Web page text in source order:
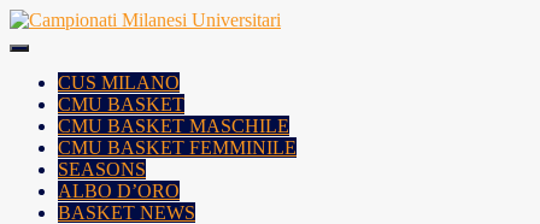
Skip
to
CUS MILANO
CMU BASKET
CMU BASKET MASCHILE
CMU BASKET FEMMINILE
SEASONS
ALBO D’ORO
BASKET NEWS